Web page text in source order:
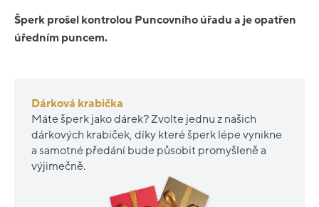
Šperk prošel kontrolou Puncovního úřadu a je opatřen
úředním puncem.
Dárková krabička
Máte šperk jako dárek? Zvolte jednu z našich
dárkových krabiček, díky které šperk lépe vynikne
a samotné předání bude působit promyšleně a
výjimečně.